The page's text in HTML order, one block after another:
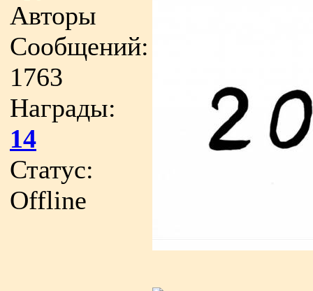
Авторы
Сообщений:
1763
Награды:
14
Статус:
Offline